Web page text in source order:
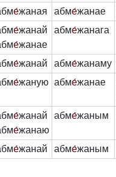
е́жаная абме́жанае
е́жанай
е́жанае
абме́жанага
е́жанай абме́жанаму
е́жаную абме́жанае
е́жанай
е́жанаю
абме́жаным
е́жанай абме́жаным